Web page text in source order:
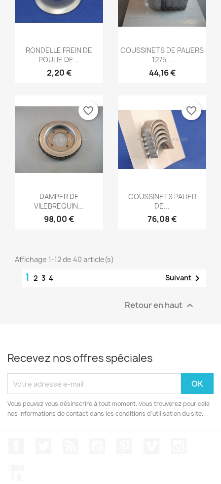
Aperçu rapide
RONDELLE FREIN DE
POULIE DE...
2,20 €
Aperçu rapide
COUSSINETS DE PALIERS
1275...
44,16 €
Aperçu rapide
DAMPER DE
VILEBREQUIN...
98,00 €
favorite_border
 Aperçu rapide
COUSSINETS PALIER
DE...
76,08 €
favorite_border
Affichage 1-12 de 40 article(s)
1 2 3 4 Suivant 
Retour en haut 
Recevez nos offres spéciales
Vous pouvez vous désinscrire à tout moment. Vous trouverez pour cela
nos informations de contact dans les conditions d'utilisation du site.